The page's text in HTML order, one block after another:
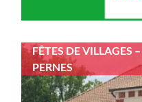
FÊTES DE VILLAGES
PERNES